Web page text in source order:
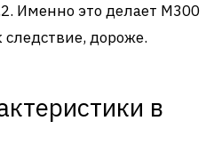
Именно это делает М300
следствие, дороже.
в